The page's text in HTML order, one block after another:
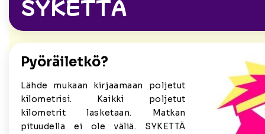
SYKETTÄ
Pyöräiletkö?
Lähde mukaan kirjaamaan poljetut
kilometrisi. Kaikki poljetut
kilometrit lasketaan. Matkan
pituudella ei ole väliä. SYKETTÄ